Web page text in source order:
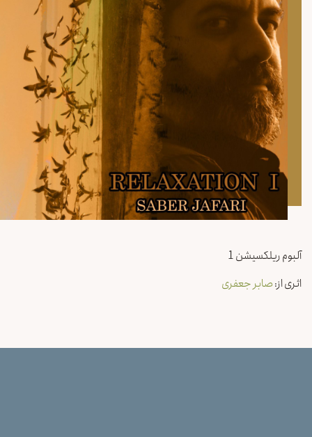
آلبوم ریلکسیشن 1
اثری از:صابر جعفری